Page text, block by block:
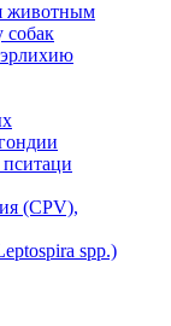
животным
собак
(CPV),
spp.)